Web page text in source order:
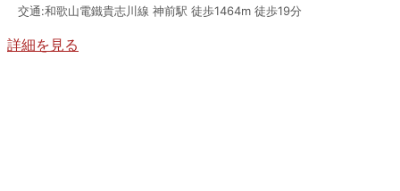
交通:和歌山電鐵貴志川線 神前駅 徒歩1464m 徒歩19分
詳細を見る